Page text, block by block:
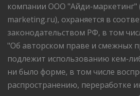
компании ООО "Айди-маркетинг"
marketing.ru), охраняется в
законодательством РФ, в том
"Об авторском праве и смежных
подлежит использованию кем-
ни было форме, в том числе
распространению, переработке